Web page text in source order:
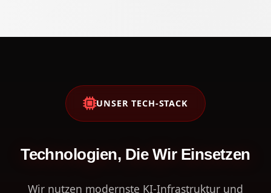
UNSER TECH-STACK
Technologien, Die Wir Einsetzen
Wir nutzen modernste KI-Infrastruktur und